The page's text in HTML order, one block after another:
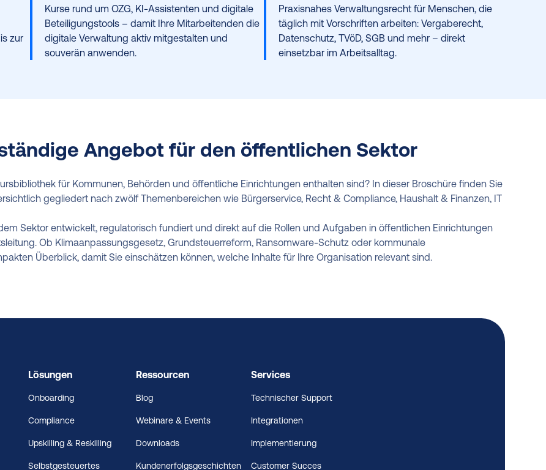
zur
Kurse rund um OZG, KI-Assistenten und digitale
Beteiligungstools – damit Ihre Mitarbeitenden die
digitale Verwaltung aktiv mitgestalten und
souverän anwenden.
Praxisnahes Verwaltungsrecht für Menschen, die
täglich mit Vorschriften arbeiten: Vergaberecht,
Datenschutz, TVöD, SGB und mehr – direkt
einsetzbar im Arbeitsalltag.
Angebot für den öffentlichen Sektor
für Kommunen, Behörden und öffentliche Einrichtungen enthalten sind? In dieser Broschüre finden Sie
gegliedert nach zwölf Themenbereichen wie Bürgerservice, Recht & Compliance, Haushalt & Finanzen, IT
Sektor entwickelt, regulatorisch fundiert und direkt auf die Rollen und Aufgaben in öffentlichen Einrichtungen
Ob Klimaanpassungsgesetz, Grundsteuerreform, Ransomware-Schutz oder kommunale
Überblick, damit Sie einschätzen können, welche Inhalte für Ihre Organisation relevant sind.
Lösungen
Onboarding
Compliance
Upskilling & Reskilling
Selbstgesteuertes
Ressourcen
Blog
Webinare & Events
Downloads
Kundenerfolgsgeschichten
Services
Technischer Support
Integrationen
Implementierung
Customer Succes